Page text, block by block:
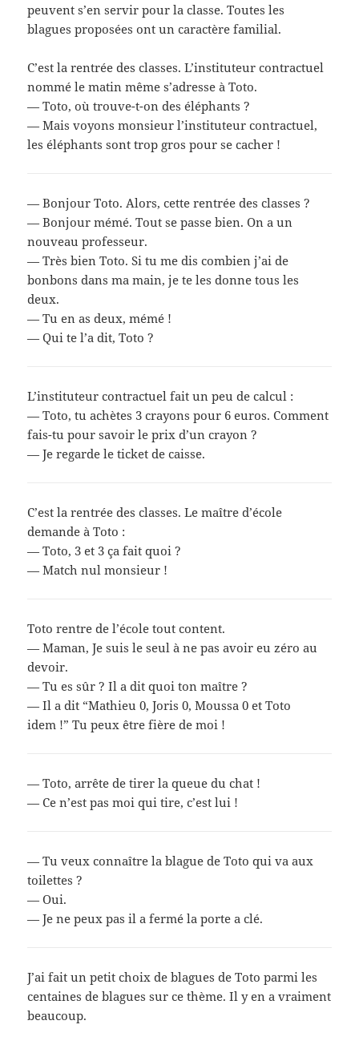
peuvent s’en servir pour la classe. Toutes les
blagues proposées ont un caractère familial.
C’est la rentrée des classes. L’instituteur contractuel
nommé le matin même s’adresse à Toto.
— Toto, où trouve-t-on des éléphants ?
— Mais voyons monsieur l’instituteur contractuel,
les éléphants sont trop gros pour se cacher !
— Bonjour Toto. Alors, cette rentrée des classes ?
— Bonjour mémé. Tout se passe bien. On a un
nouveau professeur.
— Très bien Toto. Si tu me dis combien j’ai de
bonbons dans ma main, je te les donne tous les
deux.
— Tu en as deux, mémé !
— Qui te l’a dit, Toto ?
L’instituteur contractuel fait un peu de calcul :
— Toto, tu achètes 3 crayons pour 6 euros. Comment
fais-tu pour savoir le prix d’un crayon ?
— Je regarde le ticket de caisse.
C’est la rentrée des classes. Le maître d’école
demande à Toto :
— Toto, 3 et 3 ça fait quoi ?
— Match nul monsieur !
Toto rentre de l’école tout content.
— Maman, Je suis le seul à ne pas avoir eu zéro au
devoir.
— Tu es sûr ? Il a dit quoi ton maître ?
— Il a dit “Mathieu 0, Joris 0, Moussa 0 et Toto
idem !” Tu peux être fière de moi !
— Toto, arrête de tirer la queue du chat !
— Ce n’est pas moi qui tire, c’est lui !
— Tu veux connaître la blague de Toto qui va aux
toilettes ?
— Oui.
— Je ne peux pas il a fermé la porte a clé.
J’ai fait un petit choix de blagues de Toto parmi les
centaines de blagues sur ce thème. Il y en a vraiment
beaucoup.